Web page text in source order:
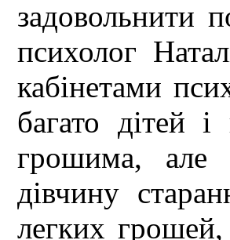
задовольнити
психолог
кабінетами
багато дітей
грошима, але
дівчину
легких грошей,